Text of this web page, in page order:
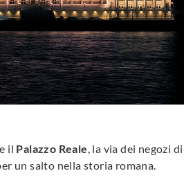
il Palazzo Reale , la via dei negozi di
un salto nella storia romana.